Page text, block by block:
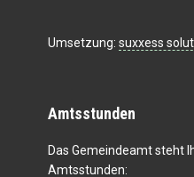
Umsetzung: suxxess
Amtsstunden
Das Gemeindeamt steht
Amtsstunden: